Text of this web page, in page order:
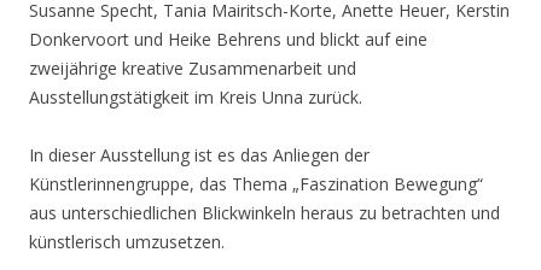
Susanne Specht, Tania Mairitsch-Korte, Anette Heuer, Kerstin
Donkervoort und Heike Behrens und blickt auf eine
zweijährige kreative Zusammenarbeit und
Ausstellungstätigkeit im Kreis Unna zurück.
In dieser Ausstellung ist es das Anliegen der
Künstlerinnengruppe, das Thema „Faszination Bewegung“
aus unterschiedlichen Blickwinkeln heraus zu betrachten und
künstlerisch umzusetzen.